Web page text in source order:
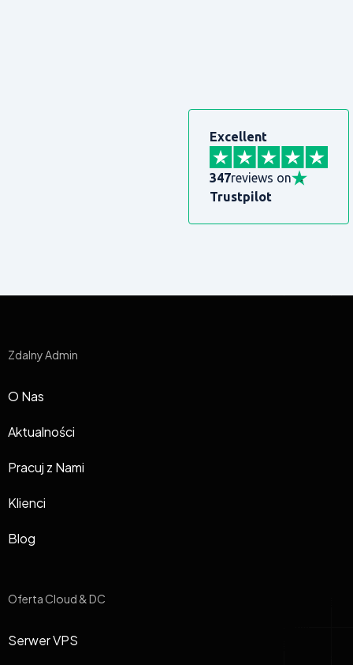
Excellent
347reviews on
Trustpilot
Zdalny Admin
O Nas
Aktualności
Pracuj z Nami
Klienci
Blog
Oferta Cloud & DC
Serwer VPS